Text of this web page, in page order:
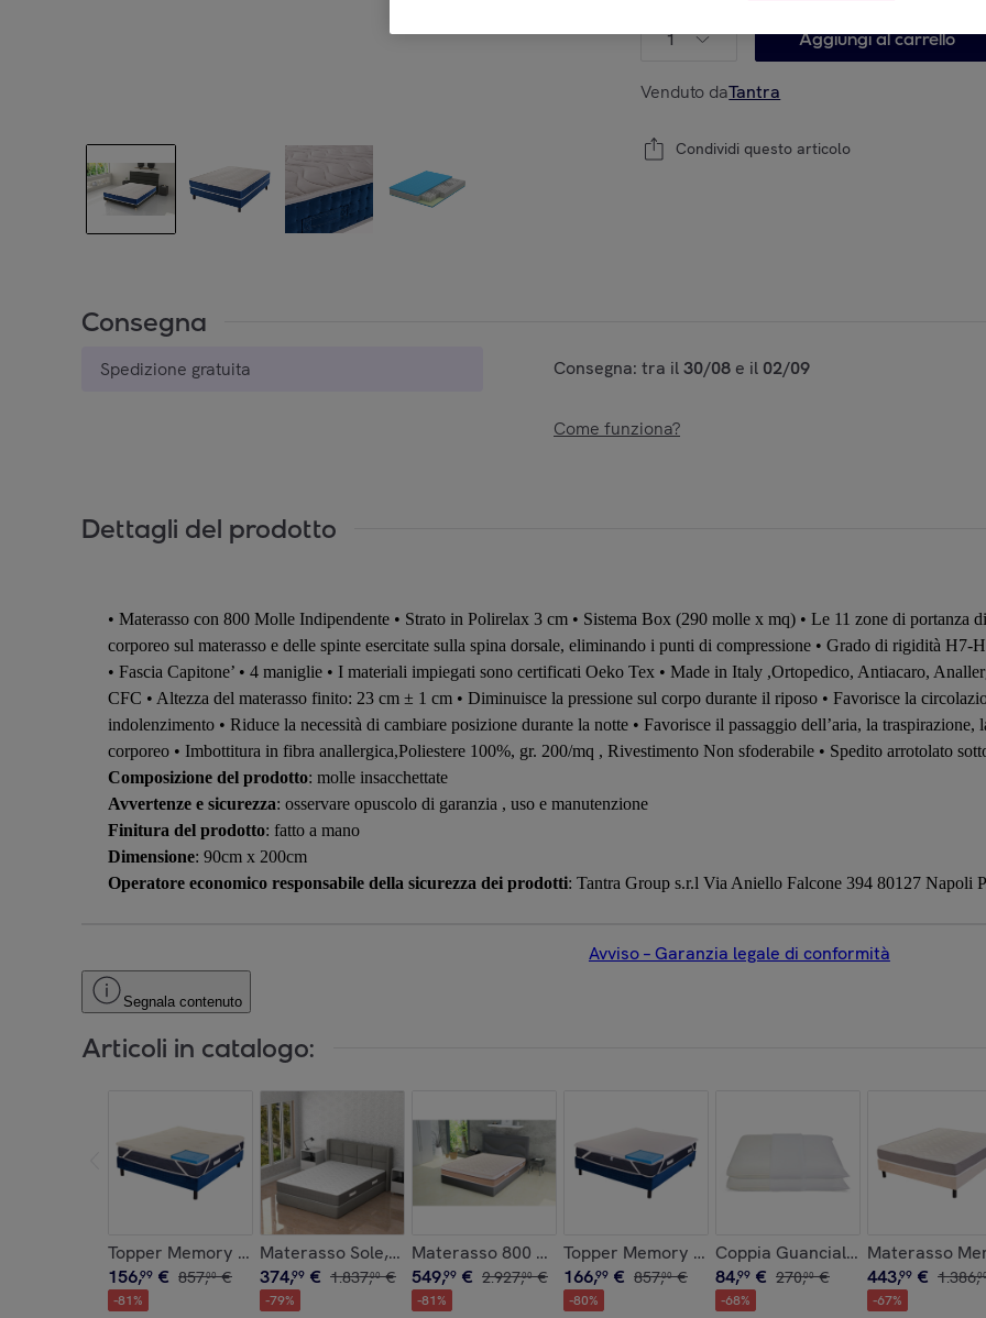
1 Aggiungi al carrello
Venduto daTantra
Condividi questo articolo
Consegna
Spedizione gratuita Consegna: tra il30/08 e il 02/09
Come funziona?
Dettagli del prodotto
• Materasso con 800 Molle Indipendente • Strato in Polirelax 3 cm • Sistema Box (290 molle x mq) • Le 11 zone di portanza
corporeo sul materasso e delle spinte esercitate sulla spina dorsale, eliminando i punti di compressione • Grado di rigidità
• Fascia Capitone’ • 4 maniglie • I materiali impiegati sono certificati Oeko Tex • Made in Italy ,Ortopedico, Antiacaro,
CFC • Altezza del materasso finito: 23 cm ± 1 cm • Diminuisce la pressione sul corpo durante il riposo • Favorisce la
indolenzimento • Riduce la necessità di cambiare posizione durante la notte • Favorisce il passaggio dell’aria, la traspirazione,
corporeo • Imbottitura in fibra anallergica,Poliestere 100%, gr. 200/mq , Rivestimento Non sfoderabile • Spedito arrotolato
Composizione del prodotto: molle insacchettate
Avvertenze e sicurezza: osservare opuscolo di garanzia , uso e manutenzione
Finitura del prodotto: fatto a mano
Dimensione: 90cm x 200cm
Operatore economico responsabile della sicurezza dei prodotti: Tantra Group s.r.l Via Aniello Falcone 394 80127 Napoli
Avviso – Garanzia legale di conformità
Segnala contenuto
Articoli in catalogo:
Topper Memory High Fresh Aloe 160x190x alto 4cm
156,99 € 857,00 €
-81%
Materasso Sole,Memory Foam,Ergonomico,Traspirante,Ortopedico,180x200 alto 20 cm
374,99 € 1.837,00 €
-79%
Materasso 800 Molle Insacchettate Memory Bugnato 11 zone
549,99 € 2.927,00 €
-81%
Topper Memory High Fresh Traspirante 160x200x
166,99 € 857,00 €
-80%
Coppia Guanciali Memory
84,99 € 270,00 €
-68%
Materasso
443,99 € 1.386,
-67%